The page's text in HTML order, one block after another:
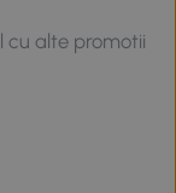
cu alte promotii